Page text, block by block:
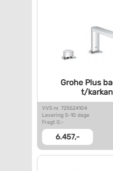
Grohe Plus
t/
VVS nr. 725524104
Levering 5-10 dage
Fragt 0,-
6.457,-